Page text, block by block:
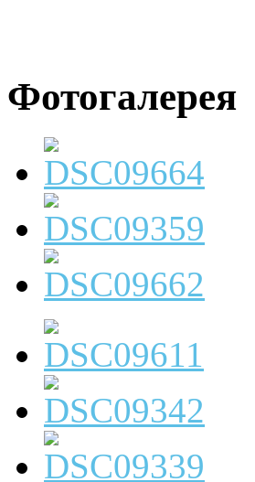
Фотогалерея